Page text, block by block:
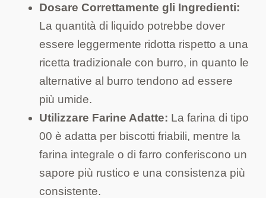
Dosare Correttamente gli Ingredienti:
La quantità di liquido potrebbe dover
essere leggermente ridotta rispetto a una
ricetta tradizionale con burro, in quanto le
alternative al burro tendono ad essere
più umide.
Utilizzare Farine Adatte: La farina di tipo
00 è adatta per biscotti friabili, mentre la
farina integrale o di farro conferiscono un
sapore più rustico e una consistenza più
consistente.